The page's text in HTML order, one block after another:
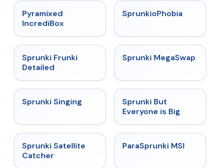
Pyramixed
IncrediBox
★
SprunkioPhobia
★
Sprunki Frunki
Detailed
★ 4.5
Sprunki MegaSwap
★
Sprunki Singing
Sprunki But
Everyone is Big
★ 4.4
Sprunki Satellite
Catcher
★
ParaSprunki MSI